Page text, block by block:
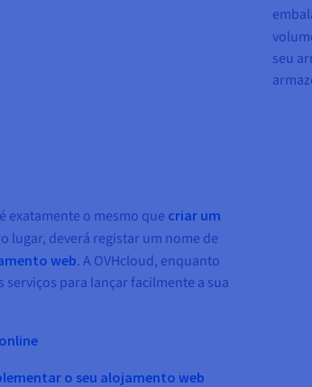
seu
exatamente o mesmo que criar um
lugar, deverá registar um nome de
web. A OVHcloud, enquanto
para lançar facilmente a sua
o seu alojamento web